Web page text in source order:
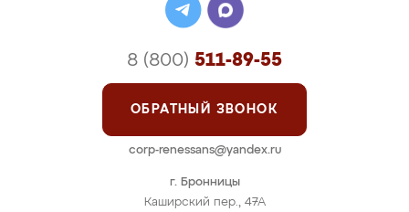
г. Бронницы
Каширский пер., 47А
8 (800) 511-89-55
ОБРАТНЫЙ ЗВОНОК
corp-renessans@yandex.ru